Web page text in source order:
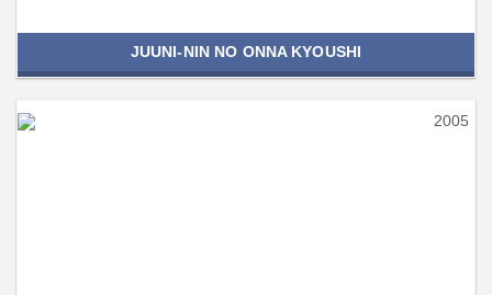
JUUNI-NIN NO ONNA KYOUSHI
2005